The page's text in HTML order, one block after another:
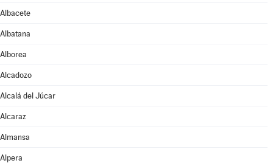
Albacete
Albatana
Alborea
Alcadozo
Alcalá del Júcar
Alcaraz
Almansa
Alpera